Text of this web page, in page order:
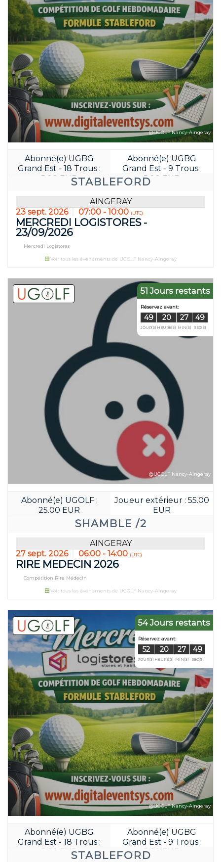
24 20
JOUR(S) HEURE(S)
Réservez avant:
34
JOUR(S)
Réservez avant:
STABLEFORD
Abonné(e) UGBG
Grand Est - 18 Trous :
5.00 EUR
Abonné(e) UGBG
Grand Est - 9 Trous :
5.00 EUR
@UGOLF Nancy-Aingeray
AINGERAY
23 sept. 2026
07:00 - 10:00 (UTC)
MERCREDI LOGISTORES -
23/09/2026
Mercredi Logistores
Voir tous les événements de UGOLF Nancy-Aingeray
51 Jours restants
SHAMBLE /2
Abonné(e) UGOLF :
25.00 EUR
Joueur extérieur : 55.00
EUR
@UGOLF Nancy-Aingeray
AINGERAY
27 sept. 2026
06:00 - 14:00 (UTC)
RIRE MEDECIN 2026
Compétition Rire Médecin
Voir tous les événements de UGOLF Nancy-Aingeray
54 Jours restants
STABLEFORD
Abonné(e) UGBG
Grand Est - 18 Trous :
5.00 EUR
Abonné(e) UGBG
Grand Est - 9 Trous :
5.00 EUR
@UGOLF Nancy-Aingeray